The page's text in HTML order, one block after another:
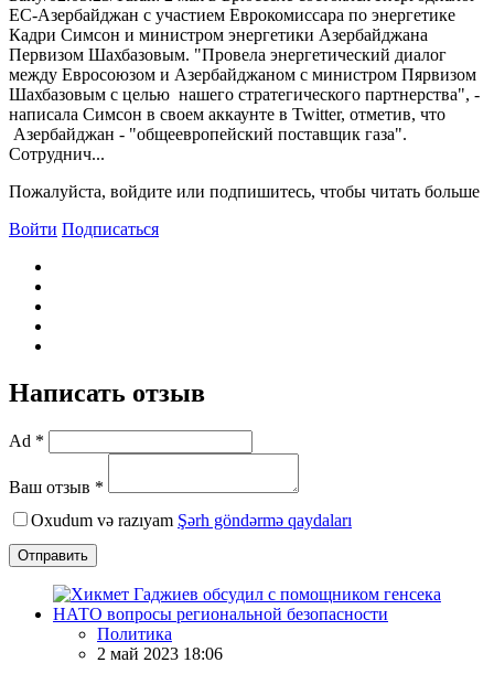
ЕС-Азербайджан с участием Еврокомиссара по энергетике
Кадри Симсон и министром энергетики Азербайджана
Первизом Шахбазовым. "Провела энергетический диалог
между Евросоюзом и Азербайджаном с министром Пярвизом
Шахбазовым с целью нашего стратегического партнерства", -
написала Симсон в своем аккаунте в Twitter, отметив, что
Азербайджан - "общеевропейский поставщик газа".
Сотруднич...
Пожалуйста, войдите или подпишитесь, чтобы читать больше
Войти Подписаться
Написать отзыв
Ad *
Ваш отзыв *
Oxudum və razıyam Şərh göndərmə qaydaları
Отправить
Политика
2 май 2023 18:06